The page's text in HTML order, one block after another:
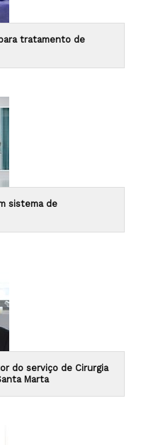
tratamento de
sistema de
do serviço de Cirurgia
Marta